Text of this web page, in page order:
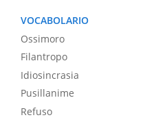
VOCABOLARIO
Ossimoro
Filantropo
Idiosincrasia
Pusillanime
Refuso